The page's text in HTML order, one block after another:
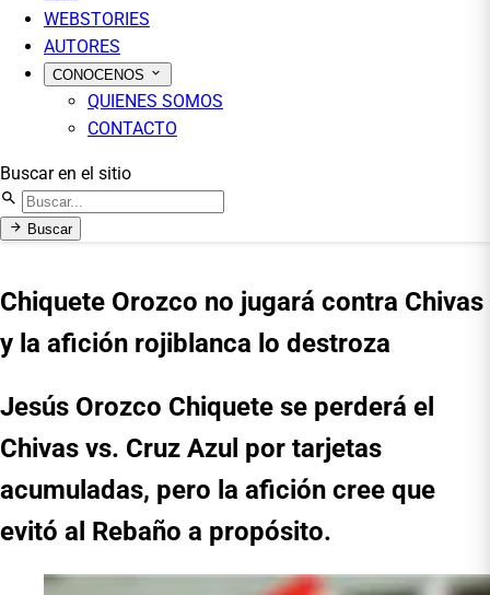
WEBSTORIES
AUTORES
CONOCENOS
QUIENES SOMOS
CONTACTO
Buscar en el sitio
Buscar
Chiquete Orozco no jugará contra Chivas
y la afición rojiblanca lo destroza
Jesús Orozco Chiquete se perderá el
Chivas vs. Cruz Azul por tarjetas
acumuladas, pero la afición cree que
evitó al Rebaño a propósito.